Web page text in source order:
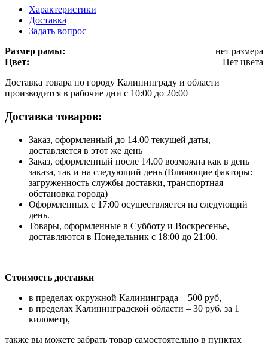
Характеристики
Доставка
Задать вопрос
Размер рамы:
нет размера
Цвет:
Нет цвета
Доставка товара по городу Калининграду и области
производится в рабочие дни с 10:00 до 20:00
Доставка товаров:
Заказ, оформленный до 14.00 текущей даты,
доставляется в этот же день
Заказ, оформленный после 14.00 возможна как в день
заказа, так и на следующий день (Влияющие факторы:
загруженность службы доставки, транспортная
обстановка города)
Оформленных с 17:00 осуществляется на следующий
день.
Товары, оформленные в Субботу и Воскресенье,
доставляются в Понедельник с 18:00 до 21:00.
Стоимость доставки
в пределах окружной Калининграда – 500 руб,
в пределах Калининградской области – 30 руб. за 1
километр,
также вы можете забрать товар самостоятельно в пунктах